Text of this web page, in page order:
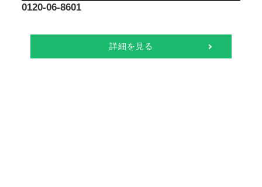
0120-06-8601
詳細を見る